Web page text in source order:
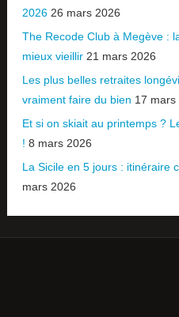
2026 26 mars 2026
The Recode Club à Megève :
mieux vieillir 21 mars 2026
Les plus belles retraites
vraiment faire du bien 17 mars
Et si on skiait au printemps ?
! 8 mars 2026
La Sicile en 5 jours : itinéraire
mars 2026